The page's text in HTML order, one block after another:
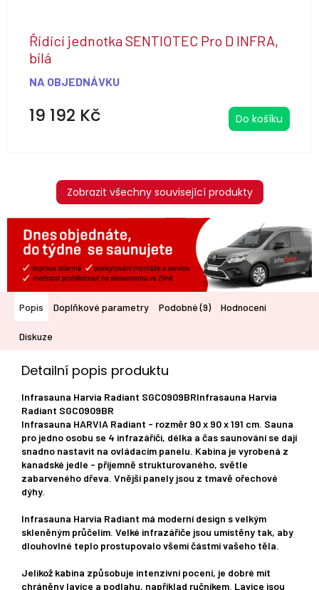
Řídící jednotka SENTIOTEC Pro D INFRA,
bílá
NA OBJEDNÁVKU
19 192 Kč Do košíku
Zobrazit všechny související produkty
Popis Doplňkové parametry Podobné (9) Hodnocení
Diskuze
Detailní popis produktu
Infrasauna Harvia Radiant SGC0909BRInfrasauna Harvia
Radiant SGC0909BR
Infrasauna HARVIA Radiant - rozměr 90 x 90 x 191 cm. Sauna
pro jedno osobu se 4 infrazářiči, délka a čas saunování se dají
snadno nastavit na ovládacím panelu. Kabina je vyrobená z
kanadské jedle - příjemně strukturovaného, světle
zabarveného dřeva. Vnější panely jsou z tmavě ořechové
dýhy.
Infrasauna Harvia Radiant má moderní design s velkým
skleněným průčelím. Velké infrazářiče jsou umístěny tak, aby
dlouhovlné teplo prostupovalo všemi částmi vašeho těla.
Jelikož kabina způsobuje intenzivní pocení, je dobré mít
chráněny lavice a podlahu, například ručníkem. Lavice jsou